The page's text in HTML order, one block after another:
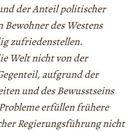
der Anteil politischer
Bewohner des Westens
zufriedenstellen.
Welt nicht von der
aufgrund der
und des Bewusstseins
erfüllen frühere
Regierungsführung nicht